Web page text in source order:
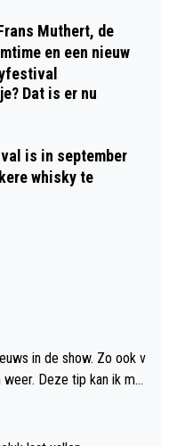
Muthert, de
en een nieuw
Dat is er nu
is in september
whisky te
in de show. Zo ook v
Deze tip kan ik met